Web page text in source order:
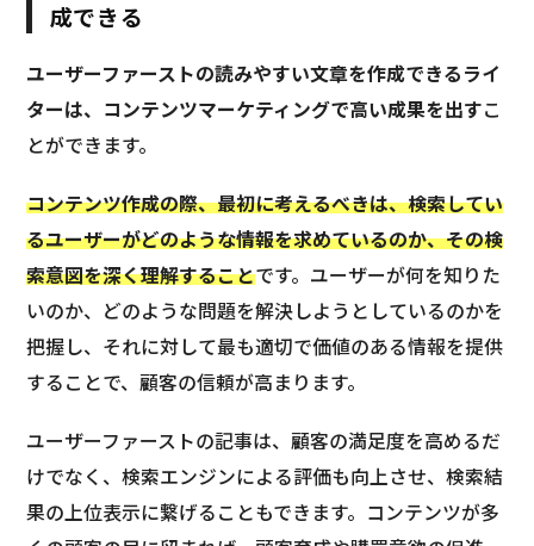
成できる
ユーザーファーストの読みやすい文章を作成できるライ
ターは、コンテンツマーケティングで高い成果を出すこ
とができます。
コンテンツ作成の際、最初に考えるべきは、検索してい
るユーザーがどのような情報を求めているのか、その検
索意図を深く理解することです。ユーザーが何を知りた
いのか、どのような問題を解決しようとしているのかを
把握し、それに対して最も適切で価値のある情報を提供
することで、顧客の信頼が高まります。
ユーザーファーストの記事は、顧客の満足度を高めるだ
けでなく、検索エンジンによる評価も向上させ、検索結
果の上位表示に繋げることもできます。コンテンツが多